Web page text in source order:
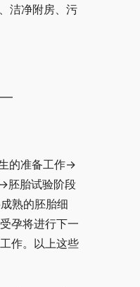
洁净附房、污
的准备工作→
胚胎试验阶段
熟的胚胎细
孕将进行下一
作。以上这些